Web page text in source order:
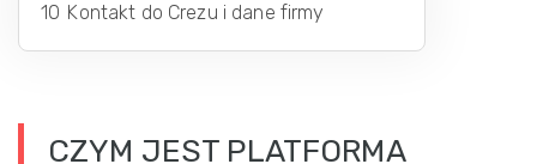
10 Kontakt do Crezu i dane firmy
CZYM JEST PLATFORMA